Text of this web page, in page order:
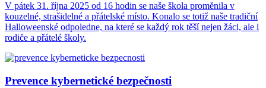
V pátek 31. října 2025 od 16 hodin se naše škola proměnila v
kouzelné, strašidelné a přátelské místo. Konalo se totiž naše tradiční
Halloweenské odpoledne, na které se každý rok těší nejen žáci, ale i
rodiče a přátelé školy.
Prevence kybernetické bezpečnosti